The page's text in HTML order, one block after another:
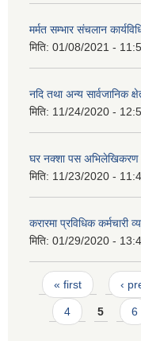
मर्मत सम्भार संचलान
मिति: 01/08/2021 -
नदि तथा अन्य सार्वजानिक
मिति: 11/24/2020 -
घर नक्शा पस अभिलेखिकरण
मिति: 11/23/2020 -
करारमा प्रविधिक कर्मचारी
मिति: 01/29/2020 -
Pages
« first ‹
4 5 6